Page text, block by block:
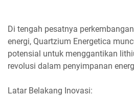
Di tengah pesatnya
energi, Quartzium Energetica
potensial untuk menggantikan
revolusi dalam penyimpanan
Latar Belakang Inovasi: